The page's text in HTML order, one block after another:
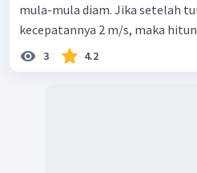
mula-mula diam. Jika setelah
kecepatannya 2 m/s, maka
3 4.2